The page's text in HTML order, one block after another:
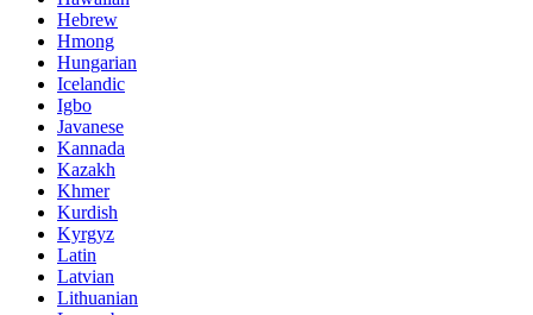
Hebrew
Hmong
Hungarian
Icelandic
Igbo
Javanese
Kannada
Kazakh
Khmer
Kurdish
Kyrgyz
Latin
Latvian
Lithuanian